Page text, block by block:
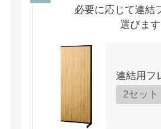
必要に応じて連結
選びます
連結用フ
2セット